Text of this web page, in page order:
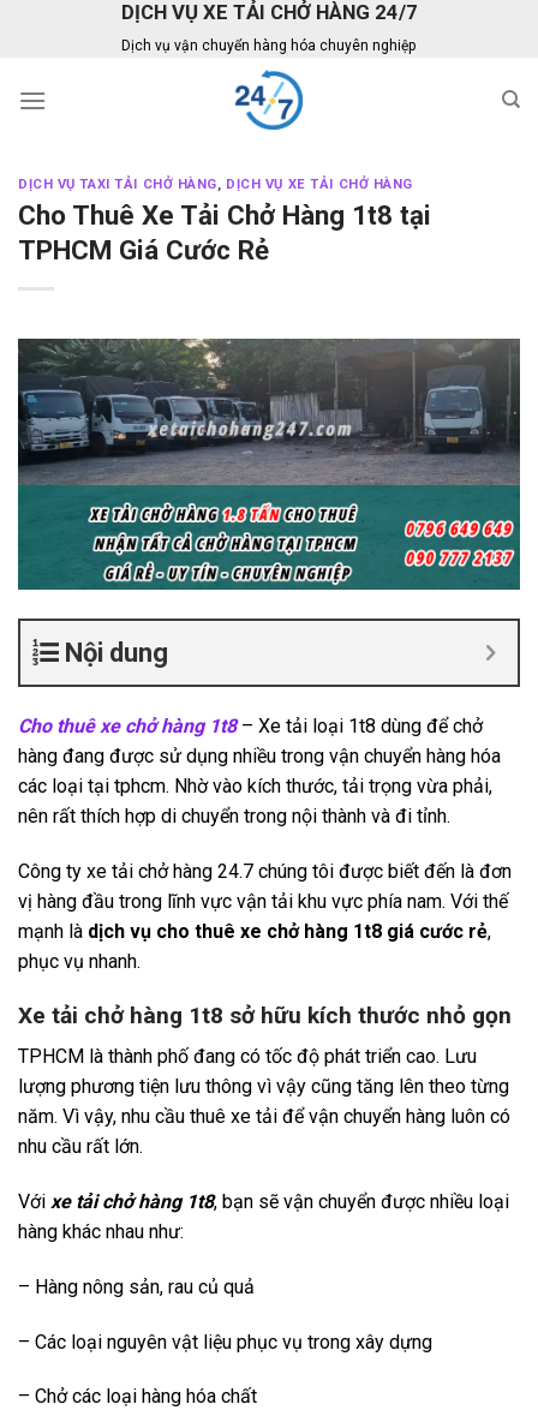
DỊCH VỤ XE TẢI CHỞ HÀNG 24/7
Dịch vụ vận chuyển hàng hóa chuyên nghiệp
DỊCH VỤ TAXI TẢI CHỞ HÀNG, DỊCH VỤ XE TẢI CHỞ HÀNG
Cho Thuê Xe Tải Chở Hàng 1t8 tại
TPHCM Giá Cước Rẻ
Nội dung
Cho thuê xe chở hàng 1t8– Xe tải loại 1t8 dùng để chở
hàng đang được sử dụng nhiều trong vận chuyển hàng hóa
các loại tại tphcm. Nhờ vào kích thước, tải trọng vừa phải,
nên rất thích hợp di chuyển trong nội thành và đi tỉnh.
Công ty xe tải chở hàng 24.7 chúng tôi được biết đến là đơn
vị hàng đầu trong lĩnh vực vận tải khu vực phía nam. Với thế
mạnh là dịch vụ cho thuê xe chở hàng 1t8 giá cước rẻ,
phục vụ nhanh.
Xe tải chở hàng 1t8 sở hữu kích thước nhỏ gọn
TPHCM là thành phố đang có tốc độ phát triển cao. Lưu
lượng phương tiện lưu thông vì vậy cũng tăng lên theo từng
năm. Vì vậy, nhu cầu thuê xe tải để vận chuyển hàng luôn có
nhu cầu rất lớn.
Với xe tải chở hàng 1t8, bạn sẽ vận chuyển được nhiều loại
hàng khác nhau như:
– Hàng nông sản, rau củ quả
– Các loại nguyên vật liệu phục vụ trong xây dựng
– Chở các loại hàng hóa chất